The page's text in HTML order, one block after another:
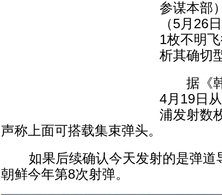
参谋本部
（5月26
1枚不明
析其确切
据《韩
4月19日
浦发射数
声称上面可搭载集束弹头。
如果后续确认今天发射的是弹道
朝鲜今年第8次射弹。